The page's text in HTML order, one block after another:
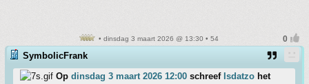
• dinsdag 3 maart 2026 @ 13:30 • 54
SymbolicFrank
Op dinsdag 3 maart 2026 12:00 schreef Isdatzo het